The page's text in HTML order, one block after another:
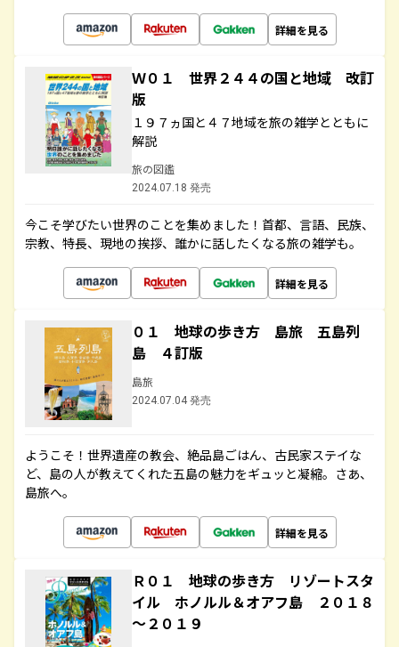
詳細を見る
Ｗ０１ 世界２４４の国と地域 改訂
版
１９７ヵ国と４７地域を旅の雑学とともに
解説
旅の図鑑
2024.07.18 発売
今こそ学びたい世界のことを集めました！首都、言語、民族、
宗教、特長、現地の挨拶、誰かに話したくなる旅の雑学も。
詳細を見る
０１ 地球の歩き方 島旅 五島列
島 ４訂版
島旅
2024.07.04 発売
ようこそ！世界遺産の教会、絶品島ごはん、古民家ステイな
ど、島の人が教えてくれた五島の魅力をギュッと凝縮。さあ、
島旅へ。
詳細を見る
Ｒ０１ 地球の歩き方 リゾートスタ
イル ホノルル＆オアフ島 ２０１８
～２０１９